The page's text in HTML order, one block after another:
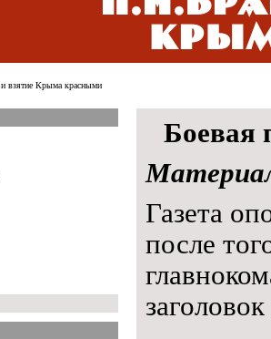
взятие Крыма красными
Боевая
Газета
после